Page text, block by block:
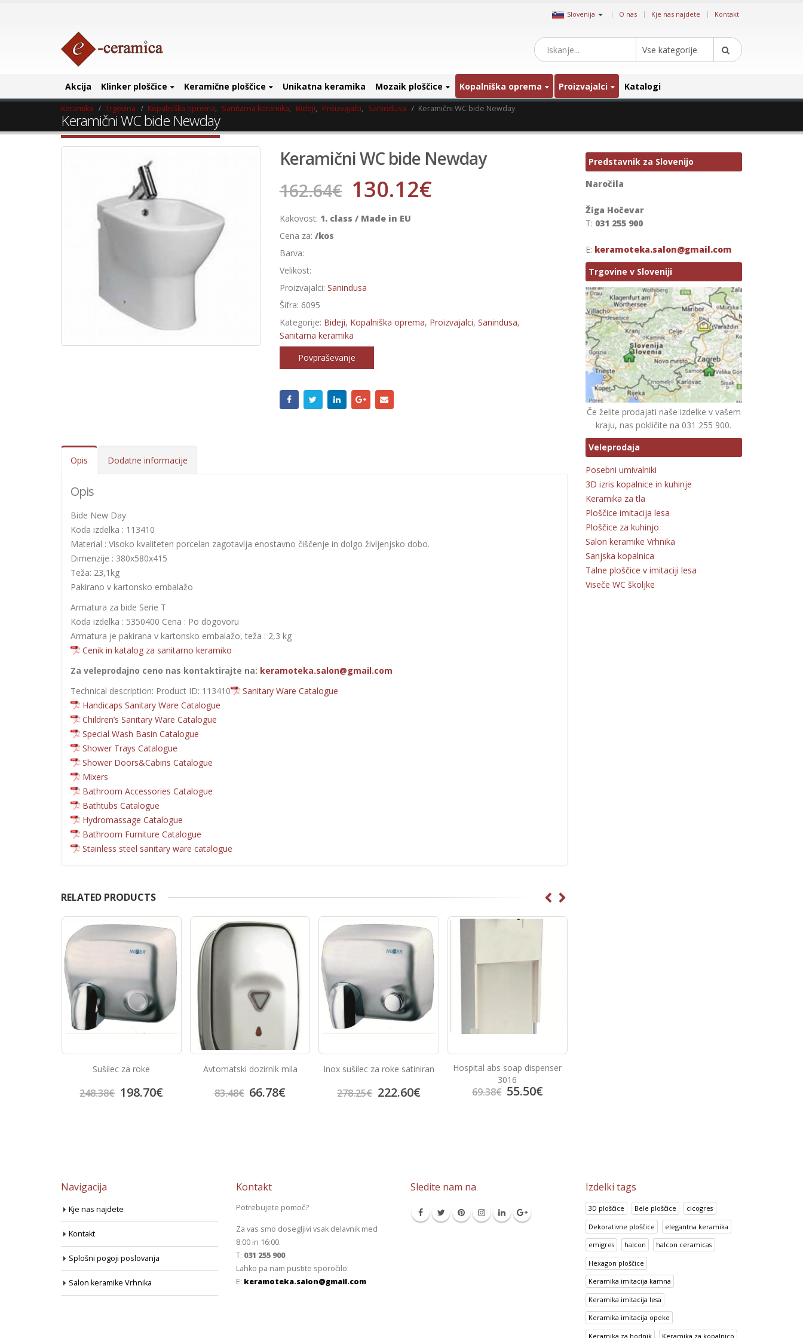
Slovenija | O nas Kje nas najdete Kontakt
Vse kategorije
Akcija Klinker ploščice Keramične ploščice Unikatna keramika Mozaik ploščice Kopalniška oprema Proizvajalci Katalogi
Keramika Trgovina Kopalniška oprema, Sanitarna keramika, Bideji, Proizvajalci, Sanindusa Keramični WC bide Newday
Keramični WC bide Newday
Keramični WC bide Newday
162.64€ 130.12€
Kakovost: 1. class / Made in EU
Cena za: /kos
Barva:
Velikost:
Proizvajalci: Sanindusa
Šifra: 6095
Kategorije: Bideji, Kopalniška oprema, Proizvajalci, Sanindusa,
Sanitarna keramika
Povpraševanje
Opis Dodatne informacije
Opis
Bide New Day
Koda izdelka : 113410
Material : Visoko kvaliteten porcelan zagotavlja enostavno čiščenje in dolgo življenjsko dobo.
Dimenzije : 380x580x415
Teža: 23,1kg
Pakirano v kartonsko embalažo
Armatura za bide Serie T
Koda izdelka : 5350400 Cena : Po dogovoru
Armatura je pakirana v kartonsko embalažo, teža : 2,3 kg
Cenik in katalog za sanitarno keramiko
Za veleprodajno ceno nas kontaktirajte na: keramoteka.salon@gmail.com
Technical description: Product ID: 113410
Sanitary Ware Catalogue
Handicaps Sanitary Ware Catalogue
Children’s Sanitary Ware Catalogue
Special Wash Basin Catalogue
Shower Trays Catalogue
Shower Doors&Cabins Catalogue
Mixers
Bathroom Accessories Catalogue
Bathtubs Catalogue
Hydromassage Catalogue
Bathroom Furniture Catalogue
Stainless steel sanitary ware catalogue
RELATED PRODUCTS
Avtomatski dozirnik mila
83.48€ 66.78€
Inox sušilec za roke satiniran
278.25€ 222.60€
Hospital abs soap dispenser
69.38€ 55.50€
Dozirnik mila 1000 ml
30.22€ 24.18€
Predstavnik za Slovenijo
Naročila
Žiga Hočevar
T: 031 255 900
E: keramoteka.salon@gmail.com
Trgovine v Sloveniji
Če želite prodajati naše izdelke v vašem
kraju, nas pokličite na 031 255 900.
Veleprodaja
Posebni umivalniki
3D izris kopalnice in kuhinje
Keramika za tla
Ploščice imitacija lesa
Ploščice za kuhinjo
Salon keramike Vrhnika
Sanjska kopalnica
Talne ploščice v imitaciji lesa
Viseče WC školjke
Navigacija
Kje nas najdete
Kontakt
Splošni pogoji poslovanja
Salon keramike Vrhnika
Kontakt
Potrebujete pomoč?
Za vas smo dosegljivi vsak delavnik med
8:00 in 16:00.
T: 031 255 900
Lahko pa nam pustite sporočilo:
E: keramoteka.salon@gmail.com
Sledite nam na Izdelki tags
3D ploščice Bele ploščice cicogres
Dekorativne ploščice elegantna keramika
emigres halcon halcon ceramicas
Hexagon ploščice
Keramika imitacija kamna
Keramika imitacija lesa
Keramika imitacija opeke
Keramika za hodnik Keramika za kopalnico